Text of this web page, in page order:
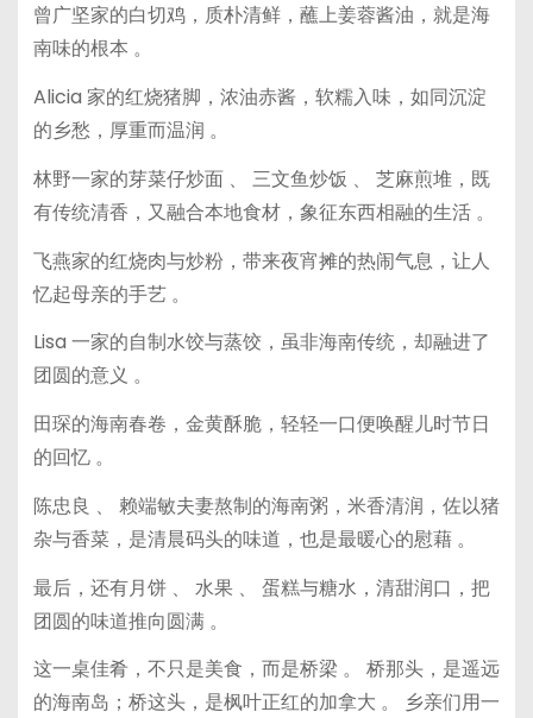
曾广坚家的白切鸡，质朴清鲜，蘸上姜蓉酱油，就是海
南味的根本 。
Alicia 家的红烧猪脚，浓油赤酱，软糯入味，如同沉淀
的乡愁，厚重而温润 。
林野一家的芽菜仔炒面 、 三文鱼炒饭 、 芝麻煎堆，既
有传统清香，又融合本地食材，象征东西相融的生活 。
飞燕家的红烧肉与炒粉，带来夜宵摊的热闹气息，让人
忆起母亲的手艺 。
Lisa 一家的自制水饺与蒸饺，虽非海南传统，却融进了
团圆的意义 。
田琛的海南春卷，金黄酥脆，轻轻一口便唤醒儿时节日
的回忆 。
陈忠良 、 赖端敏夫妻熬制的海南粥，米香清润，佐以猪
杂与香菜，是清晨码头的味道，也是最暖心的慰藉 。
最后，还有月饼 、 水果 、 蛋糕与糖水，清甜润口，把
团圆的味道推向圆满 。
这一桌佳肴，不只是美食，而是桥梁 。 桥那头，是遥远
的海南岛；桥这头，是枫叶正红的加拿大 。 乡亲们用一